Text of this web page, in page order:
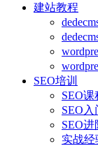
建站教程
SEO培训
SEO课
SEO入
SEO进
实战经